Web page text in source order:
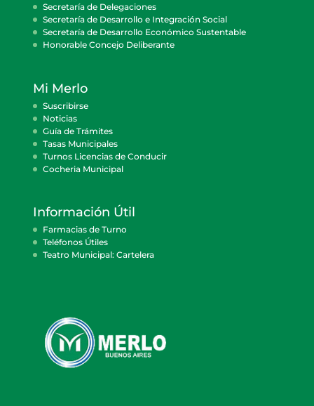
Secretaría de Delegaciones
Secretaría de Desarrollo e Integración Social
Secretaría de Desarrollo Económico Sustentable
Honorable Concejo Deliberante
Mi Merlo
Suscribirse
Noticias
Guía de Trámites
Tasas Municipales
Turnos Licencias de Conducir
Cocheria Municipal
Información Útil
Farmacias de Turno
Teléfonos Útiles
Teatro Municipal: Cartelera